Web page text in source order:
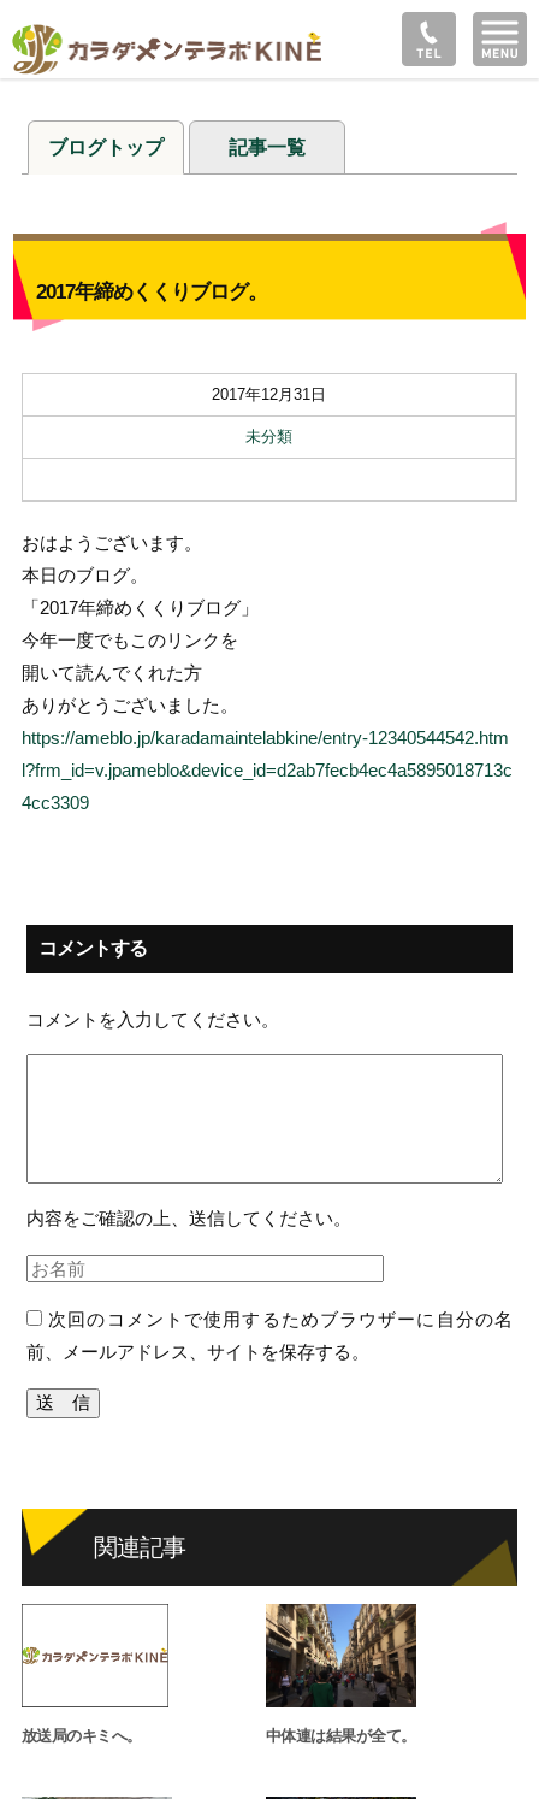
ブログトップ 記事一覧
2017年締めくくりブログ。
2017年12月31日
未分類
おはようございます。
本日のブログ。
「2017年締めくくりブログ」
今年一度でもこのリンクを
開いて読んでくれた方
ありがとうございました。
https://ameblo.jp/karadamaintelabkine/entry-12340544542.htm
l?frm_id=v.jpameblo&device_id=d2ab7fecb4ec4a5895018713c
4cc3309
コメントする
コメントを入力してください。
内容をご確認の上、送信してください。
次回のコメントで使用するためブラウザーに自分の名
前、メールアドレス、サイトを保存する。
関連記事
放送局のキミへ。 中体連は結果が全て。